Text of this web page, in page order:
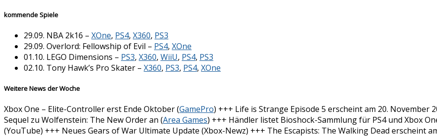
kommende Spiele
29.09. NBA 2k16 – XOne, PS4, X360, PS3
29.09. Overlord: Fellowship of Evil – PS4, XOne
01.10. LEGO Dimensions – PS3, X360, WiiU, PS4, PS3
02.10. Tony Hawk’s Pro Skater – X360, PS3, PS4, XOne
Weitere News der Woche
Xbox One – Elite-Controller erst Ende Oktober (GamePro) +++ Life is Strange Episode 5 erscheint am 20.
Sequel zu Wolfenstein: The New Order an (Area Games) +++ Händler listet Bioshock-Sammlung für PS4 und Xbox
(YouTube) +++ Neues Gears of War Ultimate Update (Xbox-Newz) +++ The Escapists: The Walking Dead erscheint